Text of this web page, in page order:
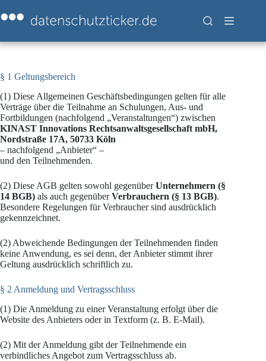
Inhalt
springen
§ 1 Geltungsbereich
(1) Diese Allgemeinen Geschäftsbedingungen gelten für alle
Verträge über die Teilnahme an Schulungen, Aus- und
Fortbildungen (nachfolgend „Veranstaltungen“) zwischen
KINAST Innovations Rechtsanwaltsgesellschaft mbH,
Nordstraße 17A, 50733 Köln
– nachfolgend „Anbieter“ –
und den Teilnehmenden.
(2) Diese AGB gelten sowohl gegenüberUnternehmern (§
14 BGB) als auch gegenüberVerbrauchern (§ 13 BGB).
Besondere Regelungen für Verbraucher sind ausdrücklich
gekennzeichnet.
(2) Abweichende Bedingungen der Teilnehmenden finden
keine Anwendung, es sei denn, der Anbieter stimmt ihrer
Geltung ausdrücklich schriftlich zu.
§ 2 Anmeldung und Vertragsschluss
(1) Die Anmeldung zu einer Veranstaltung erfolgt über die
Website des Anbieters oder in Textform (z. B. E-Mail).
(2) Mit der Anmeldung gibt der Teilnehmende ein
verbindliches Angebot zum Vertragsschluss ab.